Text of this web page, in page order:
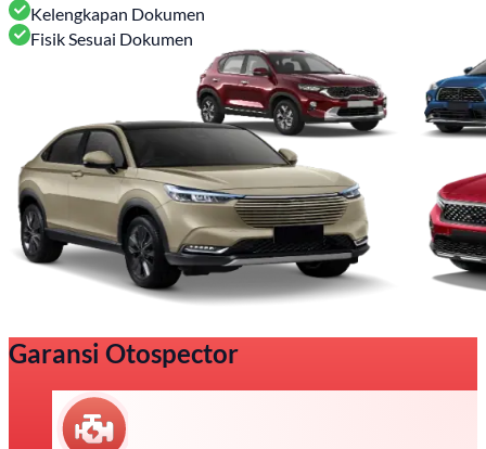
Kelengkapan Dokumen
Fisik Sesuai Dokumen
Garansi Otospector